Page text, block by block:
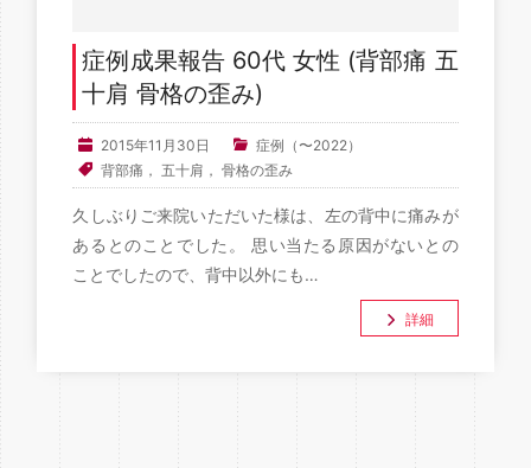
症例成果報告 60代 女性 (背部痛 五
十肩 骨格の歪み)
2015年11月30日
症例（〜2022）
背部痛， 五十肩， 骨格の歪み
久しぶりご来院いただいた様は、左の背中に痛みが
あるとのことでした。 思い当たる原因がないとの
ことでしたので、背中以外にも…
詳細